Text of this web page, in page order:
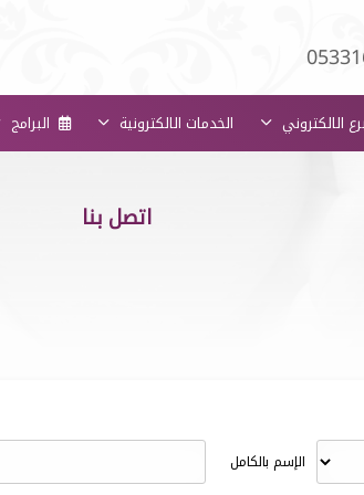
الالكتروني الخدمات الالكترونية البرامج
اتصل بنا
الإسم بالكامل